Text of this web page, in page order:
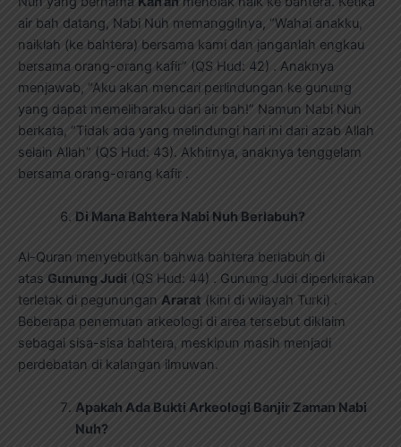
air bah datang, Nabi Nuh memanggilnya, “Wahai anakku,
naiklah (ke bahtera) bersama kami dan janganlah engkau
bersama orang-orang kafir” (QS Hud: 42) . Anaknya
menjawab, “Aku akan mencari perlindungan ke gunung
yang dapat memeliharaku dari air bah!” Namun Nabi Nuh
berkata, “Tidak ada yang melindungi hari ini dari azab Allah
selain Allah” (QS Hud: 43). Akhirnya, anaknya tenggelam
bersama orang-orang kafir .
Di Mana Bahtera Nabi Nuh Berlabuh?
Al-Quran menyebutkan bahwa bahtera berlabuh di
atas Gunung Judi (QS Hud: 44) . Gunung Judi diperkirakan
terletak di pegunungan Ararat (kini di wilayah Turki) .
Beberapa penemuan arkeologi di area tersebut diklaim
sebagai sisa-sisa bahtera, meskipun masih menjadi
perdebatan di kalangan ilmuwan.
Apakah Ada Bukti Arkeologi Banjir Zaman Nabi
Nuh?